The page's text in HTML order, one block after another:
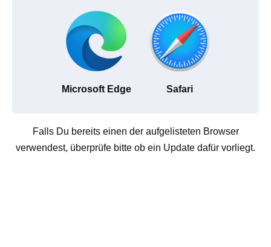
Microsoft Edge Safari
Falls Du bereits einen der aufgelisteten Browser
verwendest, überprüfe bitte ob ein Update dafür vorliegt.